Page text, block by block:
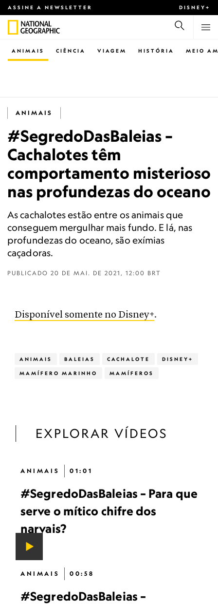
ASSINE A NEWSLETTER DISNEY+
CIÊNCIA VIAGEM
ANIMAIS HISTÓRIA MEIO
ANIMAIS
#SegredoDasBaleias –
Cachalotes têm
comportamento misterioso
nas profundezas do oceano
As cachalotes estão entre os animais que
conseguem mergulhar mais fundo. E lá, nas
profundezas do oceano, são exímias
caçadoras.
PUBLICADO 20 DE MAI. DE 2021, 12:00 BRT
Disponível somente no Disney+.
ANIMAIS BALEIAS CACHALOTE DISNEY+
MAMÍFERO MARINHO MAMÍFEROS
EXPLORAR VÍDEOS
ANIMAIS 01:01
#SegredoDasBaleias – Para que
serve o mítico chifre dos
narvais?
ANIMAIS 00:58
#SegredoDasBaleias –